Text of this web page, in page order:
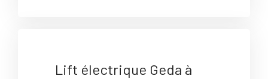
Lift électrique Geda à